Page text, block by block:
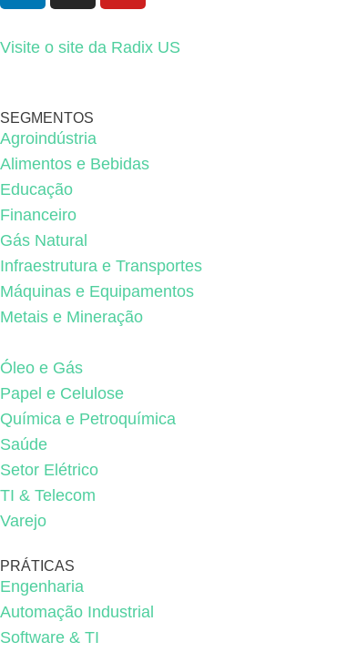
Visite o site da Radix US
SEGMENTOS
Agroindústria
Alimentos e Bebidas
Educação
Financeiro
Gás Natural
Infraestrutura e Transportes
Máquinas e Equipamentos
Metais e Mineração
Óleo e Gás
Papel e Celulose
Química e Petroquímica
Saúde
Setor Elétrico
TI & Telecom
Varejo
PRÁTICAS
Engenharia
Automação Industrial
Software & TI